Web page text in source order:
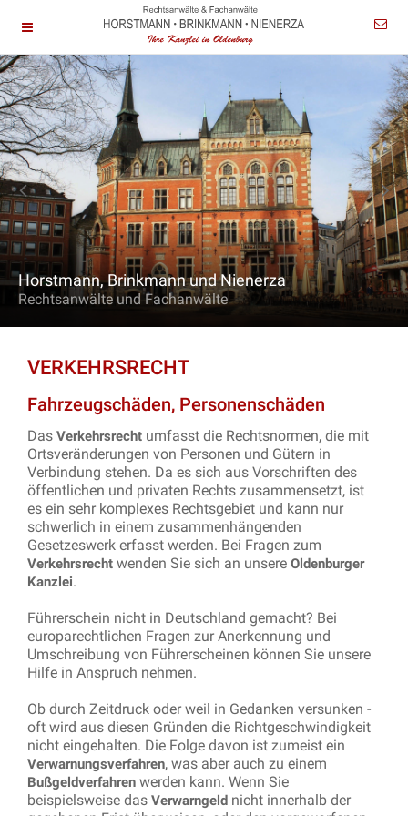
Horstmann, Brinkmann und Nienerza
Rechtsanwälte und Fachanwälte
VERKEHRSRECHT
Fahrzeugschäden, Personenschäden
Das Verkehrsrecht umfasst die Rechtsnormen, die mit
Ortsveränderungen von Personen und Gütern in
Verbindung stehen. Da es sich aus Vorschriften des
öffentlichen und privaten Rechts zusammensetzt, ist
es ein sehr komplexes Rechtsgebiet und kann nur
schwerlich in einem zusammenhängenden
Gesetzeswerk erfasst werden. Bei Fragen zum
Verkehrsrecht wenden Sie sich an unsere Oldenburger
Kanzlei.
Führerschein nicht in Deutschland gemacht? Bei
europarechtlichen Fragen zur Anerkennung und
Umschreibung von Führerscheinen können Sie unsere
Hilfe in Anspruch nehmen.
Ob durch Zeitdruck oder weil in Gedanken versunken -
oft wird aus diesen Gründen die Richtgeschwindigkeit
nicht eingehalten. Die Folge davon ist zumeist ein
Verwarnungsverfahren, was aber auch zu einem
Bußgeldverfahren werden kann. Wenn Sie
beispielsweise das Verwarngeld nicht innerhalb der